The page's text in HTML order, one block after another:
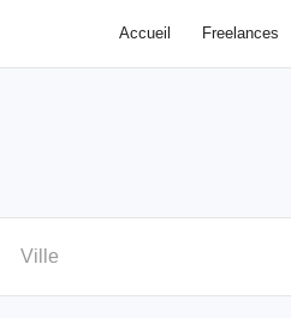
Accueil Freelances